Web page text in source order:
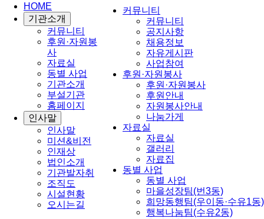
커뮤니티
커뮤니티
공지사항
채용정보
자유게시판
사업참여
후원·자원봉사
후원·자원봉사
후원안내
자원봉사안내
나눔가게
자료실
자료실
갤러리
자료집
동별 사업
동별 사업
마을성장팀(번3동)
희망동행팀(우이동·수유1동)
행복나눔팀(수유2동)
HOME
기관소개
커뮤니티
후원·자원봉
사
자료실
동별 사업
기관소개
부설기관
홈페이지
인사말
인사말
미션&비전
인재상
법인소개
기관발자취
조직도
시설현황
오시는길